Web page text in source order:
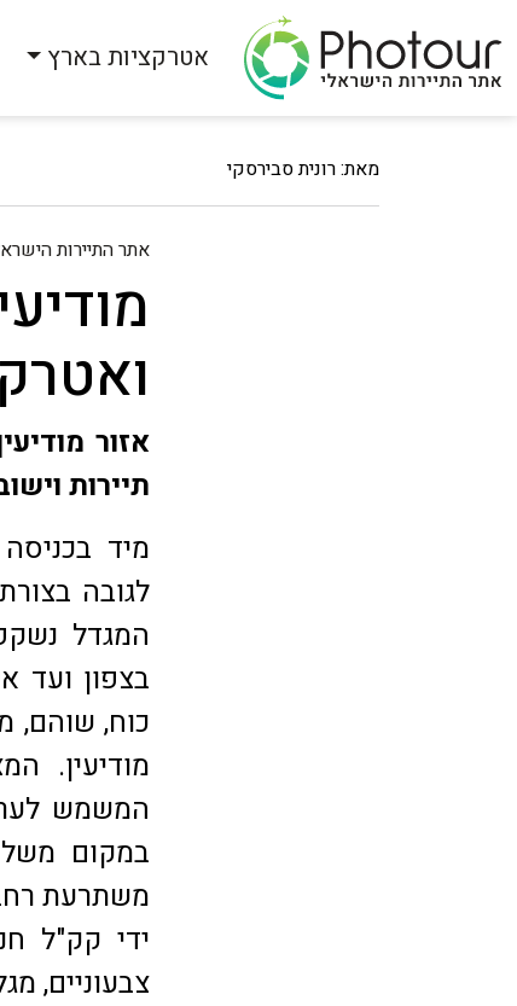
אטרקציות בארץ
מאת: רונית סבירסקי
אתר התיירות
אזור
תיירות
מיד
לגובה
המגדל
בצפון ועד
כוח, שוהם,
המשמש
במקום
משתרעת
ידי קק"ל
צבעוניים,